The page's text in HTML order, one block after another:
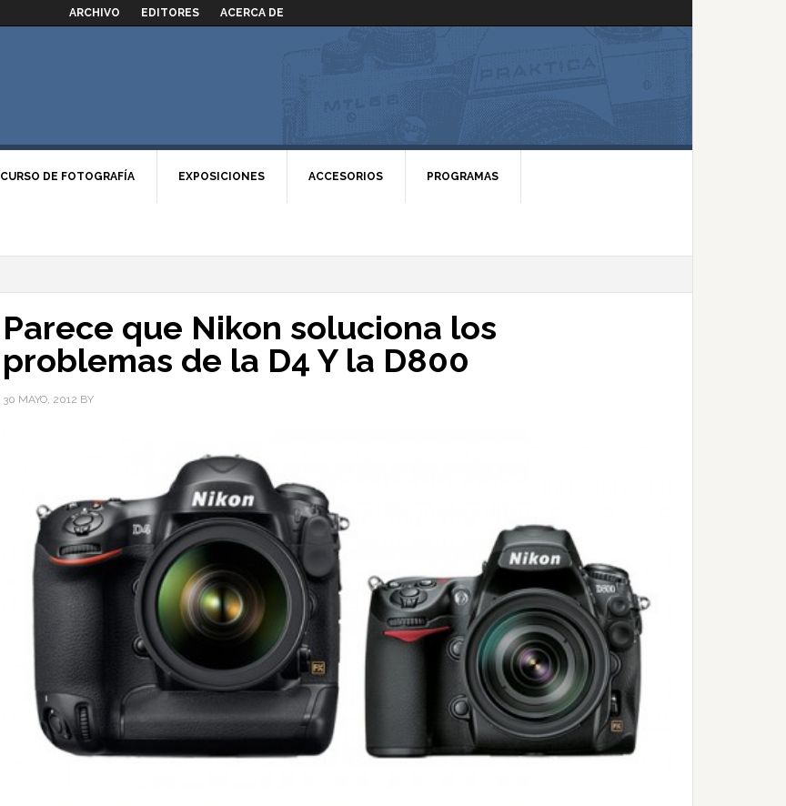
ARCHIVO EDITORES ACERCA DE
CURSO DE FOTOGRAFÍA EXPOSICIONES ACCESORIOS PROGRAMAS
Parece que Nikon soluciona los
problemas de la D4 Y la D800
30 MAYO, 2012 BY